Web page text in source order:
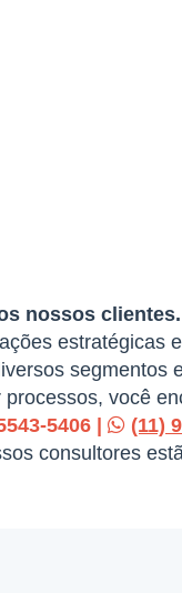
nossos clientes.
estratégicas
segmentos
você
5406 |
(11)
consultores